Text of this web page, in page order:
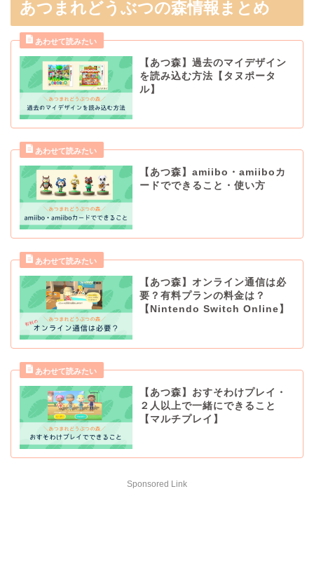
あつまれどうぶつの森情報まとめ
【あつ森】過去のマイデザイン
を読み込む方法【タヌポータ
ル】
【あつ森】amiibo・amiiboカ
ードでできること・使い方
【あつ森】オンライン通信は必
要？有料プランの料金は？
【Nintendo Switch Online】
【あつ森】おすそわけプレイ・
２人以上で一緒にできること
【マルチプレイ】
Sponsored Link